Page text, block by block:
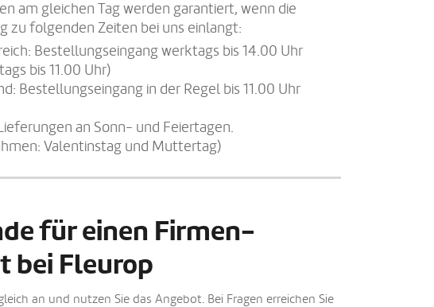
am gleichen Tag werden garantiert, wenn die
zu folgenden Zeiten bei uns einlangt:
Bestellungseingang werktags bis 14.00 Uhr
bis 11.00 Uhr)
Bestellungseingang in der Regel bis 11.00 Uhr
an Sonn- und Feiertagen.
Valentinstag und Muttertag)
für einen Firmen-
bei Fleurop
an und nutzen Sie das Angebot. Bei Fragen erreichen Sie